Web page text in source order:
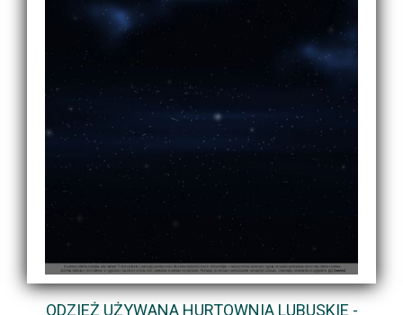
ODZIEŻ UŻYWANA HURTOWNIA LUBUSKIE -